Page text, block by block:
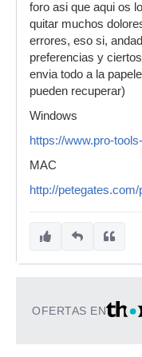
foro asi que aqui os
quitar muchos
errores, eso si,
preferencias y
envia todo a la
pueden recuperar)
Windows
https://www.pro-
MAC
http://petegates.com/
OFERTAS EN